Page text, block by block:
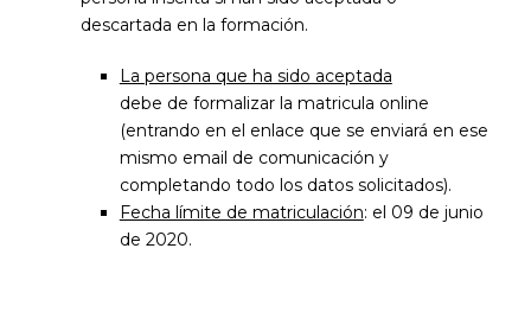
descartada en la formación.
La persona que ha sido aceptada
debe de formalizar la matricula online
(entrando en el enlace que se enviará en ese
mismo email de comunicación y
completando todo los datos solicitados).
Fecha límite de matriculación: el 09 de junio
de 2020.